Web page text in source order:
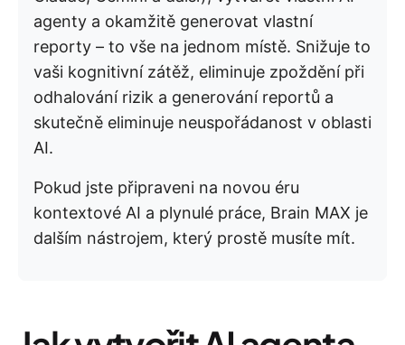
agenty a okamžitě generovat vlastní
reporty – to vše na jednom místě. Snižuje to
vaši kognitivní zátěž, eliminuje zpoždění při
odhalování rizik a generování reportů a
skutečně eliminuje neuspořádanost v oblasti
AI.
Pokud jste připraveni na novou éru
kontextové AI a plynulé práce, Brain MAX je
dalším nástrojem, který prostě musíte mít.